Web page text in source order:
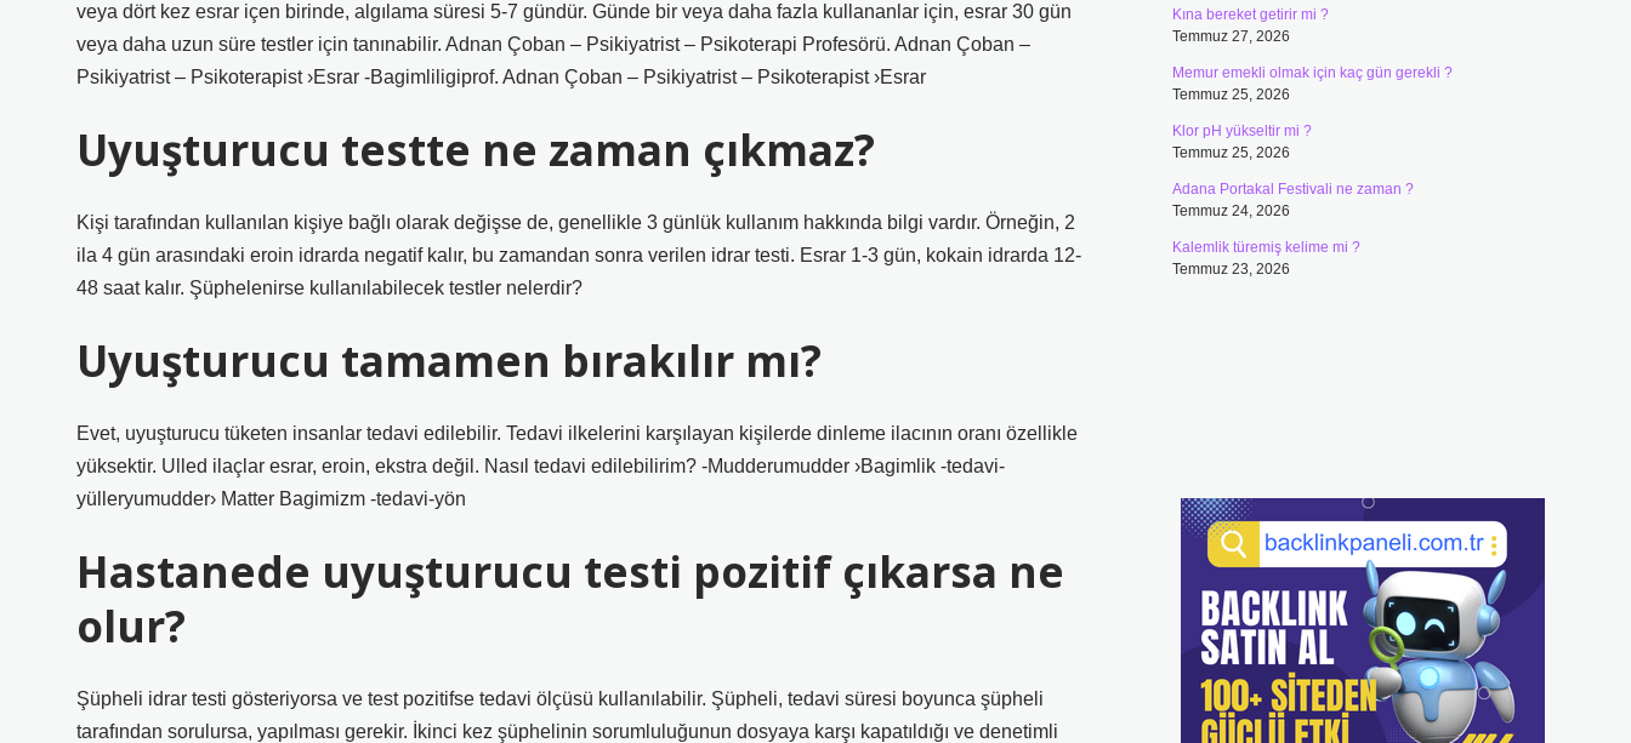
veya dört kez esrar içen birinde, algılama süresi 5-7 gündür. Günde bir veya daha fazla kullananlar için, esrar 30 gün
veya daha uzun süre testler için tanınabilir. Adnan Çoban – Psikiyatrist – Psikoterapi Profesörü. Adnan Çoban –
Psikiyatrist – Psikoterapist ›Esrar -Bagimliligiprof. Adnan Çoban – Psikiyatrist – Psikoterapist ›Esrar
Uyuşturucu testte ne zaman çıkmaz?
Kişi tarafından kullanılan kişiye bağlı olarak değişse de, genellikle 3 günlük kullanım hakkında bilgi vardır. Örneğin, 2
ila 4 gün arasındaki eroin idrarda negatif kalır, bu zamandan sonra verilen idrar testi. Esrar 1-3 gün, kokain idrarda 12-
48 saat kalır. Şüphelenirse kullanılabilecek testler nelerdir?
Uyuşturucu tamamen bırakılır mı?
Evet, uyuşturucu tüketen insanlar tedavi edilebilir. Tedavi ilkelerini karşılayan kişilerde dinleme ilacının oranı özellikle
yüksektir. Ulled ilaçlar esrar, eroin, ekstra değil. Nasıl tedavi edilebilirim? -Mudderumudder ›Bagimlik -tedavi-
yülleryumudder› Matter Bagimizm -tedavi-yön
Hastanede uyuşturucu testi pozitif çıkarsa ne
olur?
Şüpheli idrar testi gösteriyorsa ve test pozitifse tedavi ölçüsü kullanılabilir. Şüpheli, tedavi süresi boyunca şüpheli
tarafından sorulursa, yapılması gerekir. İkinci kez şüphelinin sorumluluğunun dosyaya karşı kapatıldığı ve denetimli
Kına bereket getirir mi ?
Temmuz 27, 2026
Memur emekli olmak için kaç gün gerekli ?
Temmuz 25, 2026
Klor pH yükseltir mi ?
Temmuz 25, 2026
Adana Portakal Festivali ne zaman ?
Temmuz 24, 2026
Kalemlik türemiş kelime mi ?
Temmuz 23, 2026